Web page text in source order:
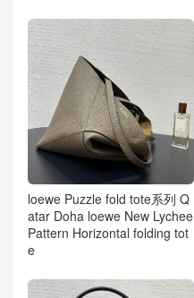
loewe Puzzle fold tote系列 Q
atar Doha loewe New Lychee
Pattern Horizontal folding tot
e